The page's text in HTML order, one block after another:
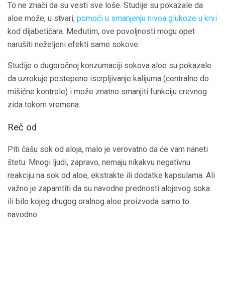
To ne znači da su vesti sve loše. Studije su pokazale da
aloe može, u stvari, pomoći u smanjenju nivoa glukoze u krvi
kod dijabetičara. Međutim, ove povoljnosti mogu opet
narušiti neželjeni efekti same sokove.
Studije o dugoročnoj konzumaciji sokova aloe su pokazale
da uzrokuje postepeno iscrpljivanje kalijuma (centralno do
mišićne kontrole) i može znatno smanjiti funkciju crevnog
zida tokom vremena.
Reč od
Piti čašu sok od aloja, malo je verovatno da će vam naneti
štetu. Mnogi ljudi, zapravo, nemaju nikakvu negativnu
reakciju na sok od aloe, ekstrakte ili dodatke kapsulama. Ali
važno je zapamtiti da su navodne prednosti alojevog soka
ili bilo kojeg drugog oralnog aloe proizvoda samo to:
navodno.